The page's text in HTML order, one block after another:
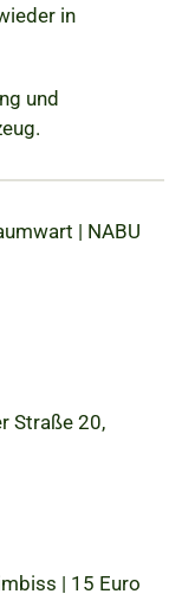
in
und
| NABU
Straße 20,
| 15 Euro